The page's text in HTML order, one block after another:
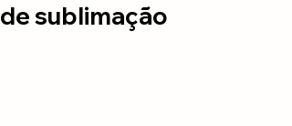
de sublimação